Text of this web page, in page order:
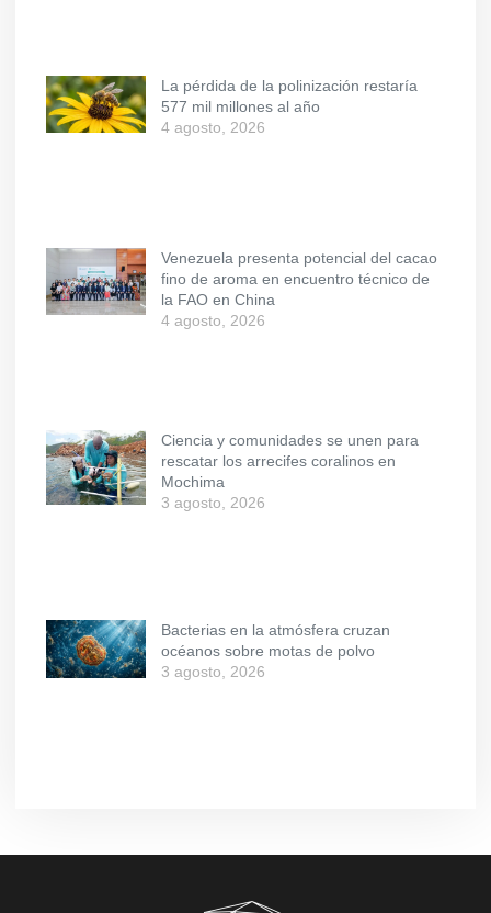
La pérdida de la polinización restaría
577 mil millones al año
4 agosto, 2026
Venezuela presenta potencial del cacao
fino de aroma en encuentro técnico de
la FAO en China
4 agosto, 2026
Ciencia y comunidades se unen para
rescatar los arrecifes coralinos en
Mochima
3 agosto, 2026
Bacterias en la atmósfera cruzan
océanos sobre motas de polvo
3 agosto, 2026